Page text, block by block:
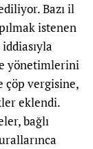
Bazı il
istenen
yönetimlerini
çöp vergisine,
eklendi.
bağlı